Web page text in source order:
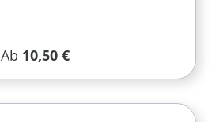
Regulärer Preis:
Ab 10,50 €